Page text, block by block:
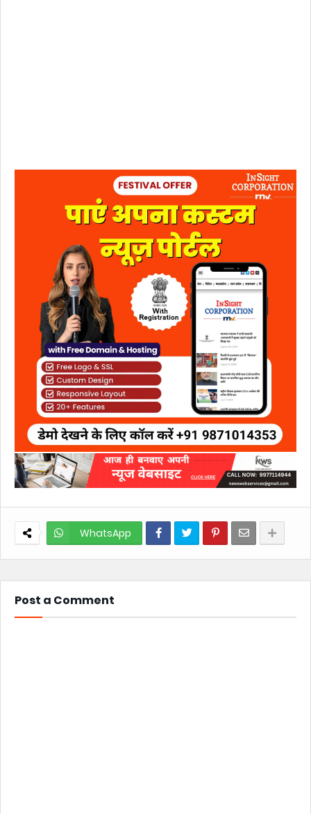
WhatsApp
Post a Comment